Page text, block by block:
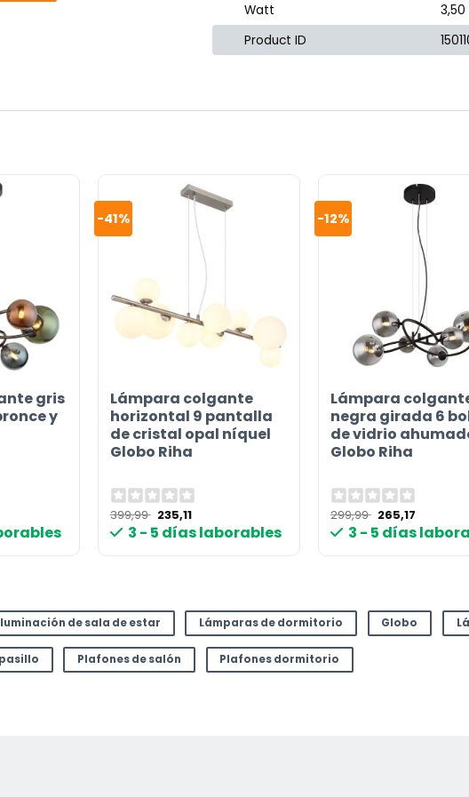
Watt
3,50
Product ID
gris
y
-41%
Lámpara colgante
horizontal 9 pantalla
de cristal opal níquel
Globo Riha
399,99 El
precio
original
235,11
precio
actual
3 - 5 días laborables
-12%
Lámpara
negra girada 6
de vidrio
Globo Riha
299,99 El
precio
original
265,17
precio
actual
3 - 5 días
de sala de estar Lámparas de dormitorio Globo
Plafones de salón Plafones dormitorio